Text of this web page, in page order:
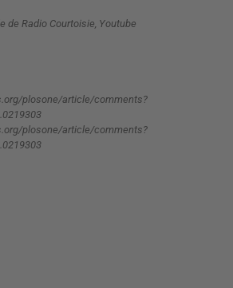
de Radio Courtoisie, Youtube
plosone/article/comments?
plosone/article/comments?